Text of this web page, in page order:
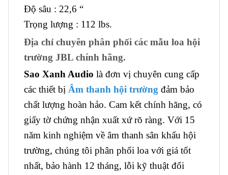
Độ sâu : 22,6 “
Trọng lượng : 112 lbs.
Địa chỉ chuyên phân phối các mẫu loa hội
trường JBL chính hãng.
Sao Xanh Audio là đơn vị chuyên cung cấp
các thiết bị Âm thanh hội trường đảm bảo
chất lượng hoàn hảo. Cam kết chính hãng, có
giấy tờ chứng nhận xuất xứ rõ ràng. Với 15
năm kinh nghiệm về âm thanh sân khấu hội
trường, chúng tôi phân phối loa với giá tốt
nhất, bảo hành 12 tháng, lỗi kỹ thuật đổi